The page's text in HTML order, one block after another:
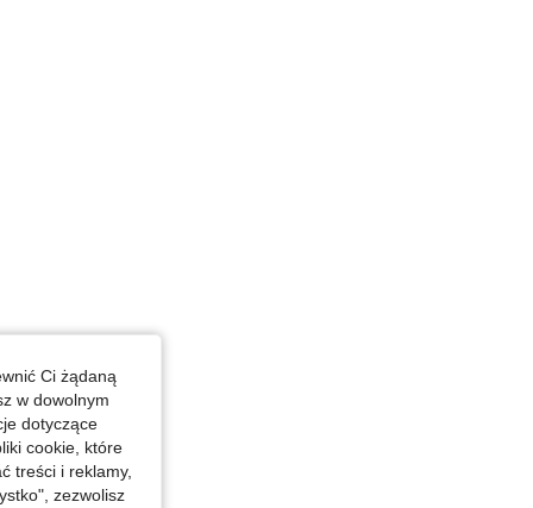
in, Biodra: 109 cm / 43 in, Kolor: Wielokolorowe, Rozmiar: S
Ci żądaną
w dowolnym
dotyczące
cookie, które
treści i reklamy,
zezwolisz